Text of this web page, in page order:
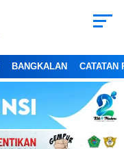
BANGKALAN CATATAN